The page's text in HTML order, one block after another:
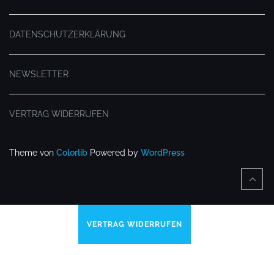
DATENSCHUTZERKLÄRUNG
NEWSLETTER
VERTRAG WIDERRUFEN
Theme von Colorlib Powered by WordPress
VERTRAG WIDERRUFEN